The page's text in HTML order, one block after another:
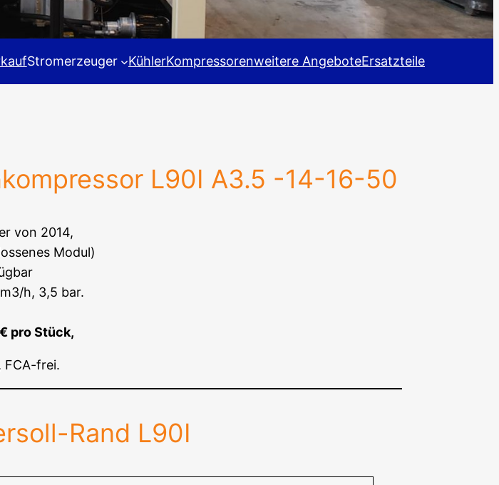
Stromerzeuger KühlerKompressorenweitere AngeboteErsatzteile
L90I A3.5 -14-16-50
von 2014,
Modul)
h, 3,5 bar.
pro Stück,
FCA-frei.
Rand L90I